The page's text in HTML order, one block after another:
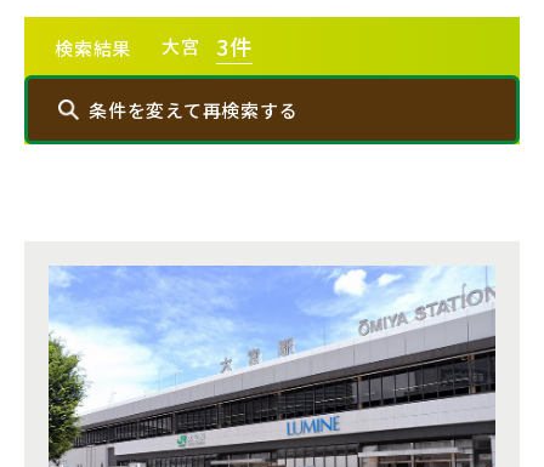
西武新宿線
西武有楽町線
20棟以上の大型分譲
ブランドを知る
検索結果 大宮 3件
条件を変えて再検索する
埼玉・中央エリア(50)
さいたま市(19)
さいたま市西区(4)
さいたま市北区(2)